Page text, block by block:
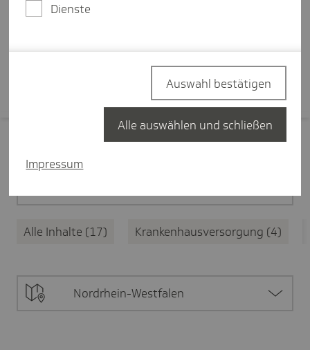
bessere Koordination.
Alle Inhalte 17 Krankenhausversorgung 4
Nordrhein-Westfalen
Dienste
Impressum
Auswahl bestätigen
Alle auswählen und schließen